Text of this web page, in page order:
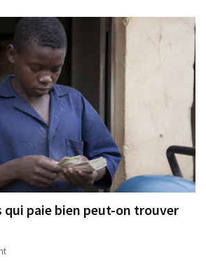
qui paie bien peut-on trouver